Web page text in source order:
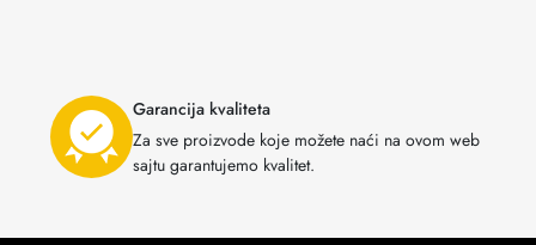
Garancija kvaliteta
Za sve proizvode koje možete naći na ovom web
sajtu garantujemo kvalitet.